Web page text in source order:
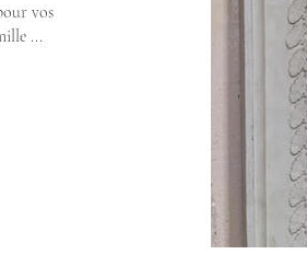
vos
...